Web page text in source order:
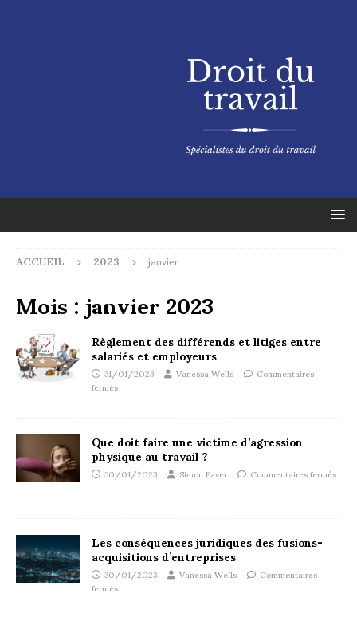
ACCUEIL 2023 janvier
Mois :janvier 2023
Règlement des différends et litiges entre
salariés et employeurs
31/01/2023 Vanessa Wells Commentaires
fermés
Que doit faire une victime d’agression
physique au travail ?
30/01/2023 Simon Faver Commentaires fermés
Les conséquences juridiques des fusions-
acquisitions d’entreprises
30/01/2023 Vanessa Wells Commentaires
fermés